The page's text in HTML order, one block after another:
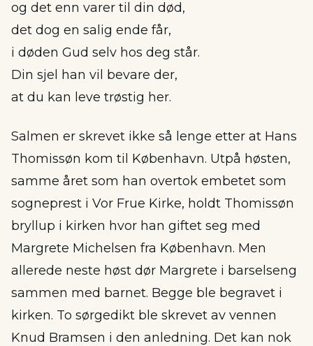
og det enn varer til din død,
det dog en salig ende får,
i døden Gud selv hos deg står.
Din sjel han vil bevare der,
at du kan leve trøstig her.
Salmen er skrevet ikke så lenge etter at Hans
Thomissøn kom til København. Utpå høsten,
samme året som han overtok embetet som
sogneprest i Vor Frue Kirke, holdt Thomissøn
bryllup i kirken hvor han giftet seg med
Margrete Michelsen fra København. Men
allerede neste høst dør Margrete i barselseng
sammen med barnet. Begge ble begravet i
kirken. To sørgedikt ble skrevet av vennen
Knud Bramsen i den anledning. Det kan nok